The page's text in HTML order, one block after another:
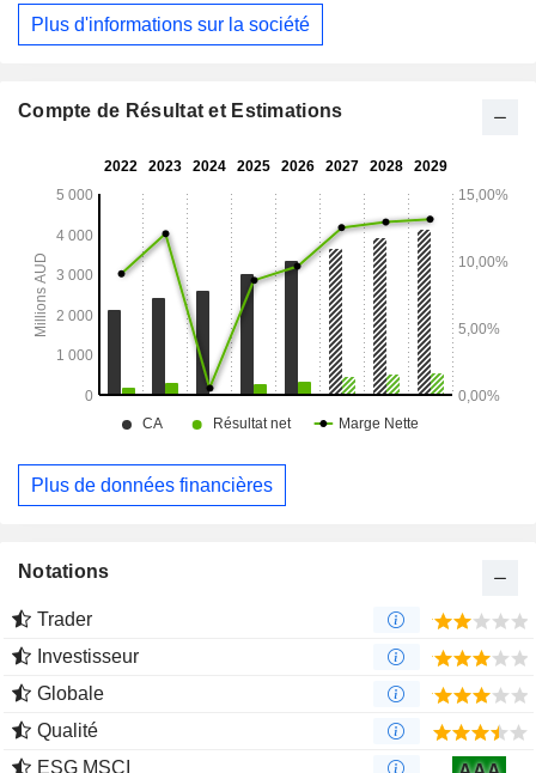
tribologiques et les essais analytiques connexes. Le secteur
des sciences de la vie fournit des données analytiques pour
éclairées en matière d'environnement, d'alimentation et de
Plus d'informations sur la société
Compte de Résultat et Estimations
Plus de données financières
Notations
Trader
Investisseur
Globale
Qualité
ESG MSCI